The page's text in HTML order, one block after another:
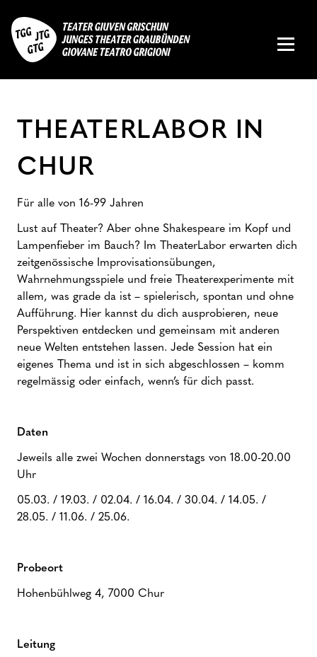
THEATERLABOR IN
CHUR
Für alle von 16-99 Jahren
Lust auf Theater? Aber ohne Shakespeare im Kopf und
Lampenfieber im Bauch? Im TheaterLabor erwarten dich
zeitgenössische Improvisationsübungen,
Wahrnehmungsspiele und freie Theaterexperimente mit
allem, was grade da ist – spielerisch, spontan und ohne
Aufführung. Hier kannst du dich ausprobieren, neue
Perspektiven entdecken und gemeinsam mit anderen
neue Welten entstehen lassen. Jede Session hat ein
eigenes Thema und ist in sich abgeschlossen – komm
regelmässig oder einfach, wenn’s für dich passt.
Daten
Jeweils alle zwei Wochen donnerstags von 18.00-20.00
Uhr
05.03. / 19.03. / 02.04. / 16.04. / 30.04. / 14.05. /
28.05. / 11.06. / 25.06.
Probeort
Hohenbühlweg 4, 7000 Chur
Leitung